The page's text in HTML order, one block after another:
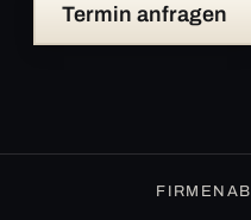
Termin anfragen